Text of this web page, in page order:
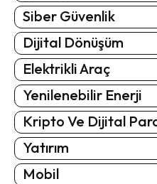
Siber Güvenlik
Dijital Dönüşüm
Elektrikli Araç
Yenilenebilir Enerji
Kripto Ve Dijital
Yatırım
Mobil